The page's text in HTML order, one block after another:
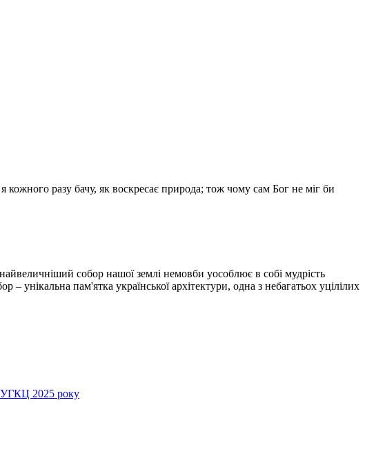
разу бачу, як воскресає природа; тож чому сам Бог не міг би
собор нашої землі немовби уособлює в собі мудрість
унікальна пам'ятка української архітектури, одна з небагатьох уцілілих
УГКЦ 2025 року